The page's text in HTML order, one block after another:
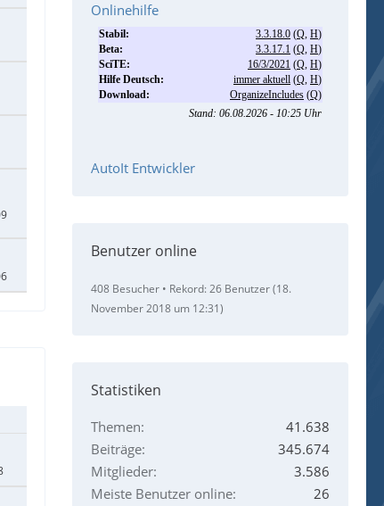
Onlinehilfe
AutoIt Entwickler
Benutzer online
408 Besucher Rekord: 26 Benutzer (18.
November 2018 um 12:31)
Statistiken
Themen
41.638
Beiträge
345.674
Mitglieder
3.586
Meiste Benutzer online
26